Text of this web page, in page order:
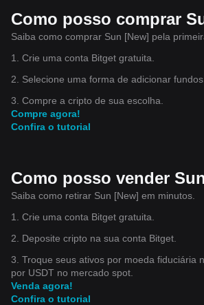
Como posso comprar
Saiba como comprar Sun [New] pela
1. Crie uma conta Bitget gratuita.
2. Selecione uma forma de adicionar fundos.
3. Compre a cripto de sua escolha.
Compre agora!
Confira o tutorial
Como posso vender
Saiba como retirar Sun [New] em minutos.
1. Crie uma conta Bitget gratuita.
2. Deposite cripto na sua conta Bitget.
3. Troque seus ativos por moeda fiduciária
por USDT no mercado spot.
Venda agora!
Confira o tutorial